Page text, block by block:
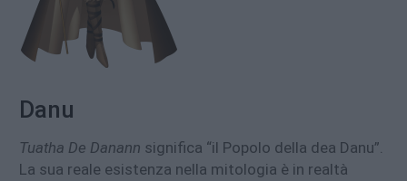
Danu
Tuatha De Danann significa “il Popolo della dea Danu”.
La sua reale esistenza nella mitologia è in realtà